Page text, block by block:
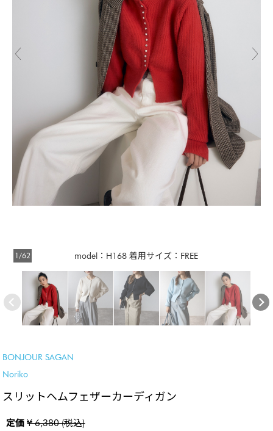
model：H168 着用サイズ：FREE
1/62
BONJOUR SAGAN
Noriko
スリットヘムフェザーカーディガン
定価¥ 6,380 (税込)